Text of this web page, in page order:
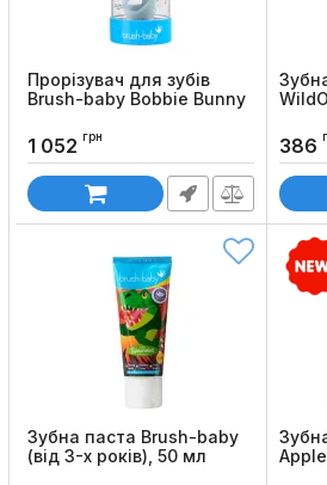
Прорізувач для зубів
Brush-baby Bobbie Bunny
Код товару:
1 052 грн Код
386
Зубна паста Brush-baby
(від 3-х років), 50 мл